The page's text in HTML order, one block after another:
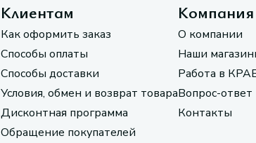
Клиентам
Как оформить заказ
Способы оплаты
Способы доставки
Условия, обмен и возврат товара
Дисконтная программа
Обращение покупателей
Компания
О компании
Наши
Работа в
Вопрос-ответ
Контакты